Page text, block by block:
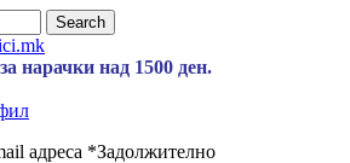
Search
нарачки над 1500 ден.
адреса *Задолжително